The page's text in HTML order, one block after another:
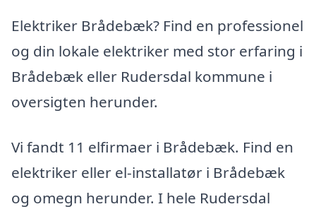
Elektriker Brådebæk? Find en professionel
og din lokale elektriker med stor erfaring i
Brådebæk eller Rudersdal kommune i
oversigten herunder.
Vi fandt 11 elfirmaer i Brådebæk. Find en
elektriker eller el-installatør i Brådebæk
og omegn herunder. I hele Rudersdal